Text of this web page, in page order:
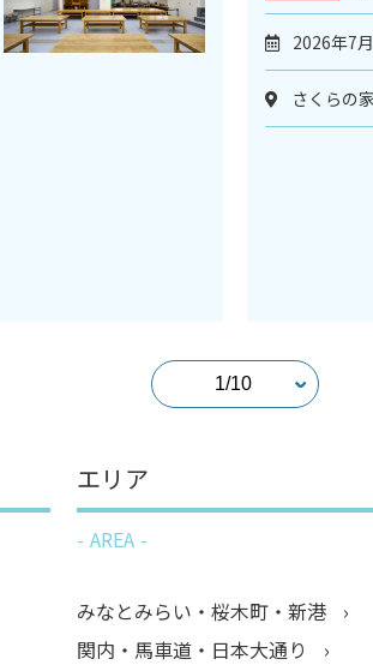
2026年7
さくらの家
エリア
AREA
みなとみらい・桜木町・新港
関内・馬車道・日本大通り